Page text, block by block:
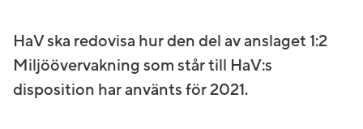
HaV ska redovisa hur den del av anslaget 1:2
Miljöövervakning som står till HaV:s
disposition har använts för 2021.